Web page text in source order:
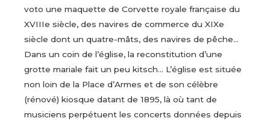
voto une maquette de Corvette royale française du
XVIIIe siècle, des navires de commerce du XIXe
siècle dont un quatre-mâts, des navires de pêche…
Dans un coin de l’église, la reconstitution d’une
grotte mariale fait un peu kitsch… L’église est située
non loin de la Place d’Armes et de son célèbre
(rénové) kiosque datant de 1895, là où tant de
musiciens perpétuent les concerts données depuis